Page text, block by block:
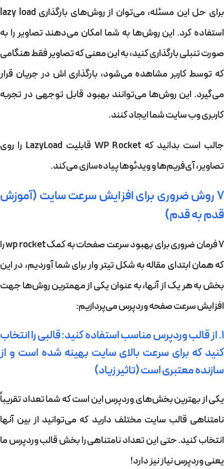
برای حل این مسئله، می‌توان از روش‌های بارگذاری lazy load
استفاده کرد. این روش‌ها به شما امکان می‌دهند تصاویر را به
صورت تنبلی بارگذاری کنید، به این معنی که تصاویر فقط هنگامی
که توسط کاربر مشاهده می‌شود، بارگذاری ‌اش در جریان قرار
می‌گیرد. این روش‌ها می‌توانند بهبود قابل توجهی در تجربه
کاربری وب سایت شما ایجاد کنند.
جالب است بدانید که WP Rocket قابلیت LazyLoad را روی
تصاویر، آی‌فریم‌ها و ویدئوها پیاده‌سازی می‌کند.
7 روش ضروری برای افزایش سرعت سایت (آموزش
قدم به قدم)
۷ فرمان ضروری برای بهبود سرعت صفحات به کمک wp rocket را
که همان ابتدای مقاله به شکل تیتر وار برای شما آوردیم، در این
بخش به هر یک از آنها، به عنوان یکی از مهمترین روش‌ها جهت
افزایش سرعت صفحه وردپرس می‌پردازیم:
1. از قالب وردپرس مناسب استفاده کنید: قالبی را انتخاب
کنید که برای سرعت بالای سایت بهینه شده است و از
سازنده معتبری است (تاثیر زیاد)
یکی از بهترین بخش‌های وردپرس این است که شما تعداد تقریباً
نامتناهی قالب سایت مختلف دارید که می‌توانید از بین آنها
انتخاب کنید. حتی این تعداد نامتناهی را بخش قالب وردپرس ما
یعنی وردپرس نیاز نیز دارد!